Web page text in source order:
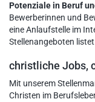
Potenziale in Beruf
Bewerberinnen und
eine Anlaufstelle im
Stellenangeboten
christliche Jobs,
Mit unserem
Christen im